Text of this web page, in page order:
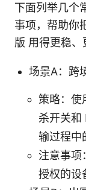
下面列举几个
事项，帮助你
版 用得更稳、
场景A：跨
策略：使
杀开关和
输过程中
注意事项
授权的设